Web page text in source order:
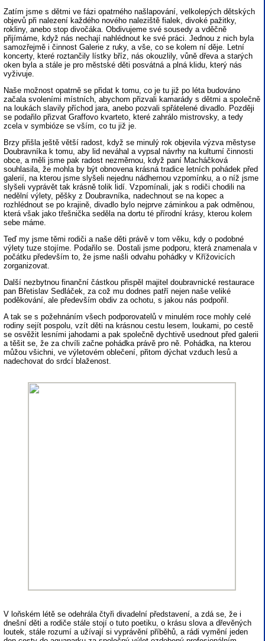
Zatím jsme s dětmi ve fázi opatrného našlapování, velkolepých dětských
objevů při nalezení každého nového naleziště fialek, divoké pažitky,
rokliny, anebo stop divočáka. Obdivujeme své sousedy a vděčně
přijímáme, když nás nechají nahlédnout ke své práci. Jednou z nich byla
samozřejmě i činnost Galerie z ruky, a vše, co se kolem ní děje. Letní
koncerty, které roztančily lístky bříz, nás okouzlily, vůně dřeva a starých
oken byla a stále je pro městské děti posvátná a plná klidu, který nás
vyživuje.
Naše možnost opatrně se přidat k tomu, co je tu již po léta budováno
začala svoleními místních, abychom přizvali kamarády s dětmi a společně
na loukách slavily příchod jara, anebo pozvali spřátelené divadlo. Později
se podařilo přizvat Graffovo kvarteto, které zahrálo mistrovsky, a tedy
zcela v symbióze se vším, co tu již je.
Brzy přišla ještě větší radost, když se minulý rok objevila výzva městyse
Doubravníka k tomu, aby lid neváhal a vypsal návrhy na kulturní činnosti
obce, a měli jsme pak radost nezměrnou, když paní Macháčková
souhlasila, že mohla by být obnovena krásná tradice letních pohádek před
galerií, na kterou jsme slyšeli nejednu nádhernou vzpomínku, a o níž jsme
slyšeli vyprávět tak krásně tolik lidí. Vzpomínali, jak s rodiči chodili na
nedělní výlety, pěšky z Doubravníka, nadechnout se na kopec a
rozhlédnout se po krajině, divadlo bylo nejprve záminkou a pak odměnou,
která však jako třešnička seděla na dortu té přírodní krásy, kterou kolem
sebe máme.
Teď my jsme těmi rodiči a naše děti právě v tom věku, kdy o podobné
výlety tuze stojíme. Podařilo se. Dostali jsme podporu, která znamenala v
počátku především to, že jsme našli odvahu pohádky v Křížovicích
zorganizovat.
Další nezbytnou finanční částkou přispěl majitel doubravnické restaurace
pan Břetislav Sedláček, za což mu dodnes patří nejen naše veliké
poděkování, ale především obdiv za ochotu, s jakou nás podpořil.
A tak se s požehnáním všech podporovatelů v minulém roce mohly celé
rodiny sejít pospolu, vzít děti na krásnou cestu lesem, loukami, po cestě
se osvěžit lesními jahodami a pak společně dychtivě usednout před galerii
a těšit se, že za chvíli začne pohádka právě pro ně. Pohádka, na kterou
můžou všichni, ve výletovém oblečení, přitom dýchat vzduch lesů a
nadechovat do srdcí blaženost.
V loňském létě se odehrála čtyři divadelní představení, a zdá se, že i
dnešní děti a rodiče stále stojí o tuto poetiku, o krásu slova a dřevěných
loutek, stále rozumí a užívají si vyprávění příběhů, a rádi vymění jeden